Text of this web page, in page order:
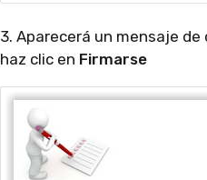
3. Aparecerá un mensaje
haz clic en Firmarse